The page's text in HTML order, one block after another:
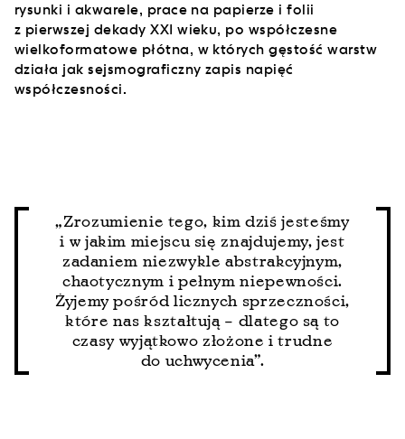
rysunki i akwarele, prace na papierze i folii
z pierwszej dekady XXI wieku, po współczesne
wielkoformatowe płótna, w których gęstość warstw
działa jak sejsmograficzny zapis napięć
współczesności.
„Zrozumienie tego, kim dziś jesteśmy
i w jakim miejscu się znajdujemy, jest
zadaniem niezwykle abstrakcyjnym,
chaotycznym i pełnym niepewności.
Żyjemy pośród licznych sprzeczności,
które nas kształtują – dlatego są to
czasy wyjątkowo złożone i trudne
do uchwycenia”.